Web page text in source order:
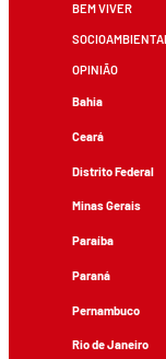
BEM VIVER
OPINIÃO
Bahia
Ceará
Distrito Federal
Minas Gerais
Paraíba
Paraná
Pernambuco
Rio de Janeiro